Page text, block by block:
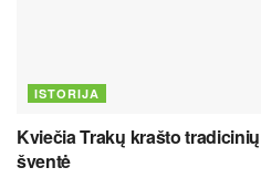
ISTORIJA
Kviečia Trakų krašto
šventė